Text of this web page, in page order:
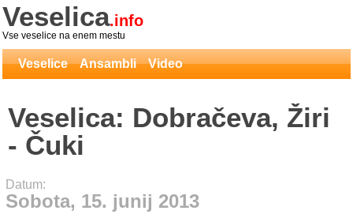
Veselica.info
Vse veselice na enem mestu
Veselice Ansambli Video
Veselica: Dobračeva, Žiri
- Čuki
Datum:
Sobota, 15. junij 2013